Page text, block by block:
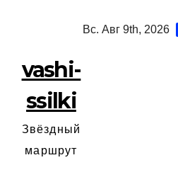
Вс. Авг 9th, 2026
vashi-
ssilki
Звёздный
маршрут